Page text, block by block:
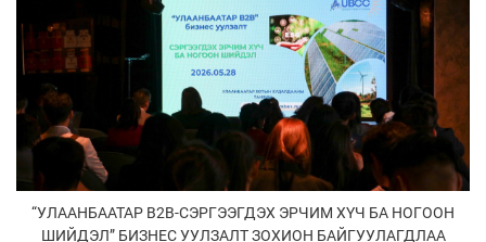
“УЛААНБААТАР В2В-СЭРГЭЭГДЭХ ЭРЧИМ ХҮЧ БА НОГООН
ШИЙДЭЛ” БИЗНЕС УУЛЗАЛТ ЗОХИОН БАЙГУУЛАГДЛАА